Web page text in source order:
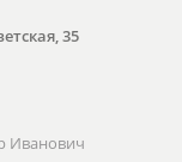
35
Иванович